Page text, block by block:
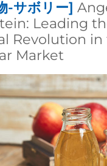
-サボリー]
Leading
Revolution in
Market